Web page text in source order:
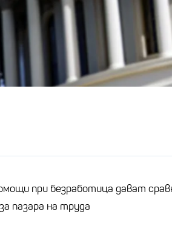
при безработица дават
пазара на труда